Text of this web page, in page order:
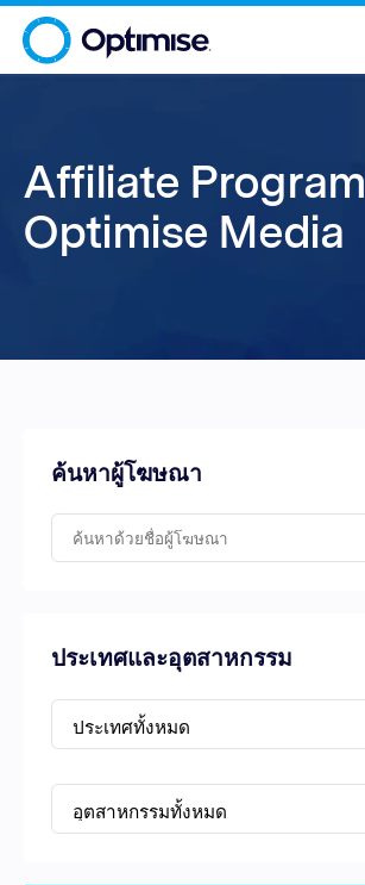
Affiliate Program |
Optimise Media
ค้นหาผู้โฆษณา
ประเทศและอุตสาหกรรม